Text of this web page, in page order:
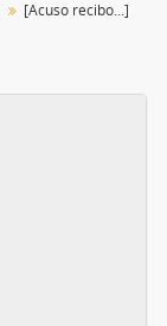
[Acuso recibo...]